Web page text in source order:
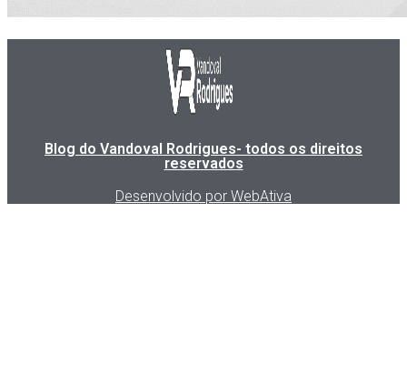
Blog do Vandoval Rodrigues- todos os direitos
reservados
Desenvolvido por WebAtiva